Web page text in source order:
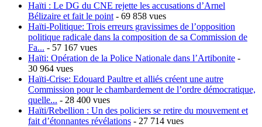
Haïti : Le DG du CNE rejette les accusations d’Arnel
Bélizaire et fait le point - 69 858 vues
Haïti-Politique: Trois erreurs gravissimes de l’opposition
politique radicale dans la composition de sa Commission de
Fa... - 57 167 vues
Haïti: Opération de la Police Nationale dans l’Artibonite -
30 964 vues
Haïti-Crise: Edouard Paultre et alliés créent une autre
Commission pour le chambardement de l’ordre démocratique,
quelle... - 28 400 vues
Haïti/Rebellion : Un des policiers se retire du mouvement et
fait d’étonnantes révélations - 27 714 vues